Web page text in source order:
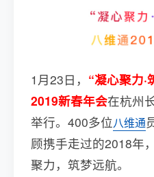
1月23日， “凝心聚力
2019新春年会在杭州
举行。400多位八维通
顾携手走过的2018年
聚力，筑梦远航。